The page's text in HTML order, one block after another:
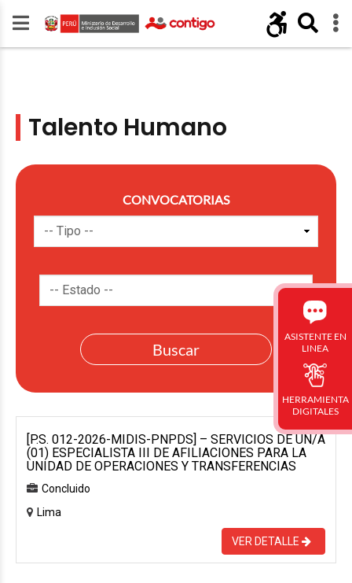
Talento Humano
CONVOCATORIAS
[P.S. 012-2026-MIDIS-PNPDS] – SERVICIOS DE UN/A
(01) ESPECIALISTA III DE AFILIACIONES PARA LA
UNIDAD DE OPERACIONES Y TRANSFERENCIAS
Concluido
Lima
VER DETALLE
ASISTENTE EN
LINEA
HERRAMIENTA
DIGITALES